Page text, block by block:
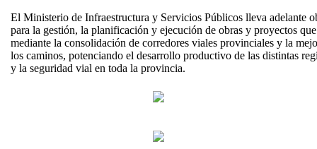
El Ministerio de Infraestructura y Servicios Públicos lleva adelante
para la gestión, la planificación y ejecución de obras y proyectos
mediante la consolidación de corredores viales provinciales y la
los caminos, potenciando el desarrollo productivo de las distintas
y la seguridad vial en toda la provincia.